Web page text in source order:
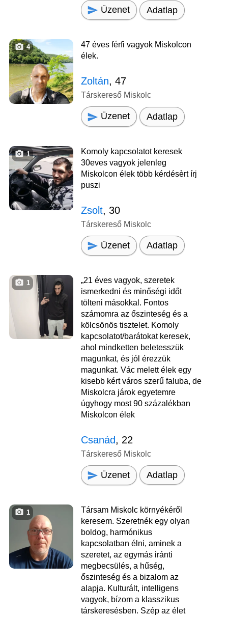
Üzenet Adatlap
4
47 éves férfi vagyok Miskolcon
élek.
Zoltán, 47
Társkereső Miskolc
Üzenet Adatlap
1
Komoly kapcsolatot keresek
30eves vagyok jelenleg
Miskolcon élek több kérdésèrt írj
puszi
Zsolt, 30
Társkereső Miskolc
Üzenet Adatlap
1
„21 éves vagyok, szeretek
ismerkedni és minőségi időt
tölteni másokkal. Fontos
számomra az őszinteség és a
kölcsönös tisztelet. Komoly
kapcsolatot/barátokat keresek,
ahol mindketten beletesszük
magunkat, és jól érezzük
magunkat. Vác melett élek egy
kisebb kért város szerű faluba, de
Miskolcra járok egyetemre
úgyhogy most 90 százalékban
Miskolcon élek
Csanád, 22
Társkereső Miskolc
Üzenet Adatlap
1
Társam Miskolc környékéről
keresem. Szeretnék egy olyan
boldog, harmónikus
kapcsolatban élni, aminek a
szeretet, az egymás iránti
megbecsülés, a hűség,
őszinteség és a bizalom az
alapja. Kulturált, intelligens
vagyok, bízom a klasszikus
társkeresésben. Szép az élet